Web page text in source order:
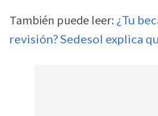
También puede leer: ¿Tu
revisión? Sedesol explica